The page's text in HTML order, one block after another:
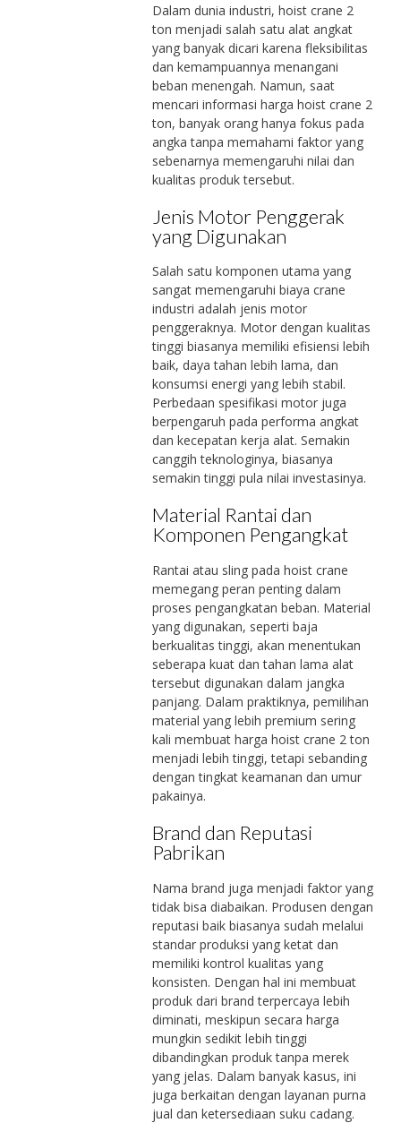
Dalam dunia industri, hoist crane 2
ton menjadi salah satu alat angkat
yang banyak dicari karena fleksibilitas
dan kemampuannya menangani
beban menengah. Namun, saat
mencari informasi harga hoist crane 2
ton, banyak orang hanya fokus pada
angka tanpa memahami faktor yang
sebenarnya memengaruhi nilai dan
kualitas produk tersebut.
Jenis Motor Penggerak
yang Digunakan
Salah satu komponen utama yang
sangat memengaruhi biaya crane
industri adalah jenis motor
penggeraknya. Motor dengan kualitas
tinggi biasanya memiliki efisiensi lebih
baik, daya tahan lebih lama, dan
konsumsi energi yang lebih stabil.
Perbedaan spesifikasi motor juga
berpengaruh pada performa angkat
dan kecepatan kerja alat. Semakin
canggih teknologinya, biasanya
semakin tinggi pula nilai investasinya.
Material Rantai dan
Komponen Pengangkat
Rantai atau sling pada hoist crane
memegang peran penting dalam
proses pengangkatan beban. Material
yang digunakan, seperti baja
berkualitas tinggi, akan menentukan
seberapa kuat dan tahan lama alat
tersebut digunakan dalam jangka
panjang. Dalam praktiknya, pemilihan
material yang lebih premium sering
kali membuat harga hoist crane 2 ton
menjadi lebih tinggi, tetapi sebanding
dengan tingkat keamanan dan umur
pakainya.
Brand dan Reputasi
Pabrikan
Nama brand juga menjadi faktor yang
tidak bisa diabaikan. Produsen dengan
reputasi baik biasanya sudah melalui
standar produksi yang ketat dan
memiliki kontrol kualitas yang
konsisten. Dengan hal ini membuat
produk dari brand terpercaya lebih
diminati, meskipun secara harga
mungkin sedikit lebih tinggi
dibandingkan produk tanpa merek
yang jelas. Dalam banyak kasus, ini
juga berkaitan dengan layanan purna
jual dan ketersediaan suku cadang.